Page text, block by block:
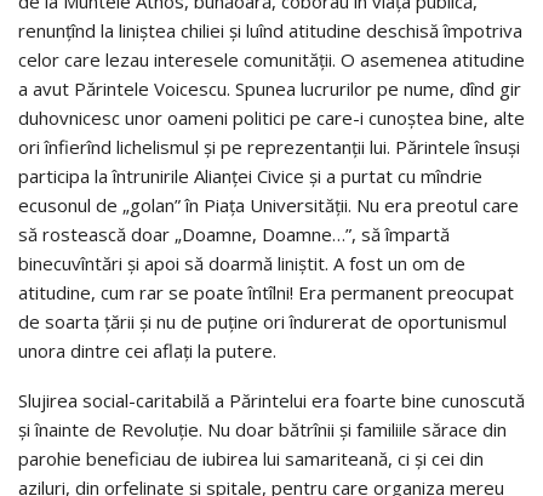
renunţînd la liniştea chiliei şi luînd atitudine deschisă împotriva
celor care lezau interesele comunităţii. O asemenea atitudine
a avut Părintele Voicescu. Spunea lucrurilor pe nume, dînd gir
duhovnicesc unor oameni politici pe care-i cunoştea bine, alte
ori înfierînd lichelismul şi pe reprezentanţii lui. Părintele însuşi
participa la întrunirile Alianţei Civice şi a purtat cu mîndrie
ecusonul de „golan” în Piaţa Universităţii. Nu era preotul care
să rostească doar „Doamne, Doamne…”, să împartă
binecuvîntări şi apoi să doarmă liniştit. A fost un om de
atitudine, cum rar se poate întîlni! Era permanent preocupat
de soarta ţării şi nu de puţine ori îndurerat de oportunismul
unora dintre cei aflaţi la putere.
Slujirea social-caritabilă a Părintelui era foarte bine cunoscută
şi înainte de Revoluţie. Nu doar bătrînii şi familiile sărace din
parohie beneficiau de iubirea lui samariteană, ci şi cei din
aziluri, din orfelinate şi spitale, pentru care organiza mereu